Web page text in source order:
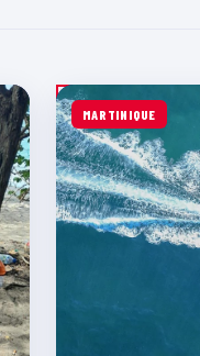
MARTINIQUE